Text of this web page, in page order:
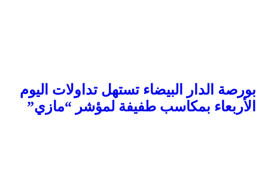
بورصة الدار البيضاء تستهل تداولات اليوم
الأربعاء بمكاسب طفيفة لمؤشر “مازي”